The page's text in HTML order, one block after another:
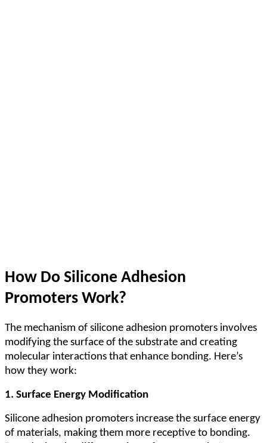
How Do Silicone Adhesion
Promoters Work?
The mechanism of silicone adhesion promoters involves
modifying the surface of the substrate and creating
molecular interactions that enhance bonding. Here’s
how they work:
1. Surface Energy Modification
Silicone adhesion promoters increase the surface energy
of materials, making them more receptive to bonding.